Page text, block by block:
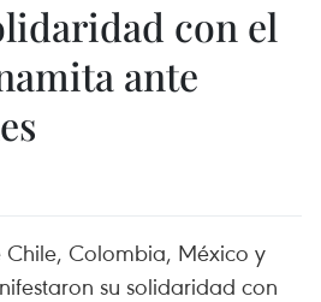
con el
ante
Colombia, México y
su solidaridad con